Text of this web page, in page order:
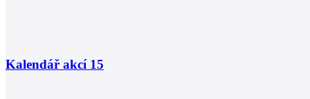
Kalendář akcí 15